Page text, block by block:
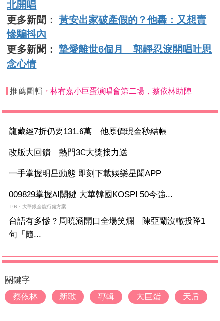
北開唱
更多新聞：黃安出家破產假的？他轟：又想賣
慘騙抖內
更多新聞：摯愛離世6個月 郭靜忍淚開唱吐思
念心情
推薦圖輯 林宥嘉小巨蛋演唱會第二場，蔡依林助陣
龍藏經7折仍要131.6萬 他原價現金秒結帳
改版大回饋 熱門3C大獎接力送
一手掌握明星動態 即刻下載娛樂星聞APP
009829掌握AI關鍵 大華韓國KOSPI 50今強...
PR・大華銀全能行銷方案
台語有多慘？周曉涵開口全場笑爛 陳亞蘭沒轍投降1
句「隨...
關鍵字
蔡依林
新歌 專輯 大巨蛋 天后